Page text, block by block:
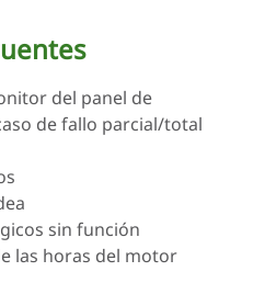
del panel de
de fallo parcial/total
sin función
las horas del motor